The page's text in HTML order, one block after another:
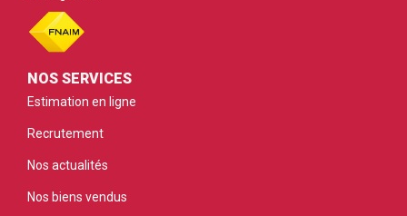
NOS SERVICES
Estimation en ligne
Recrutement
Nos actualités
Nos biens vendus